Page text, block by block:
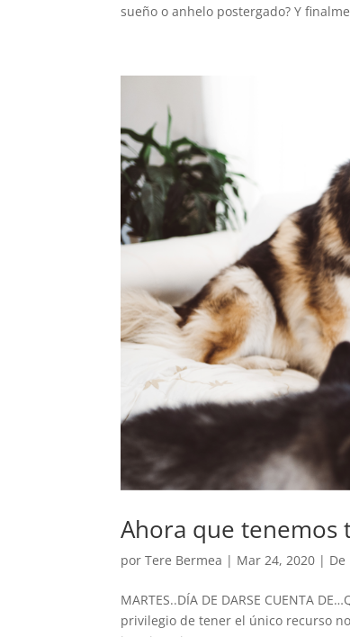
sueño o anhelo postergado? Y
Ahora que tenemos
porTere Bermea | Mar 24, 2020 |
MARTES..DÍA DE DARSE CUENTA
privilegio de tener el único recurso